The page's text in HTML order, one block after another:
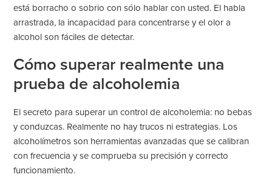
está borracho o sobrio con sólo hablar con usted. El habla
arrastrada, la incapacidad para concentrarse y el olor a
alcohol son fáciles de detectar.
Cómo superar realmente una
prueba de alcoholemia
El secreto para superar un control de alcoholemia: no bebas
y conduzcas. Realmente no hay trucos ni estrategias. Los
alcoholímetros son herramientas avanzadas que se calibran
con frecuencia y se comprueba su precisión y correcto
funcionamiento.